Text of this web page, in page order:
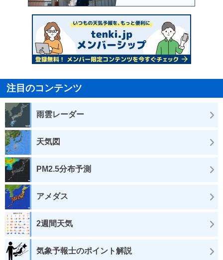
注目のコンテンツ
雨雲レーダー
天気図
PM2.5分布予測
アメダス
2週間天気
気象予報士のポイント解説